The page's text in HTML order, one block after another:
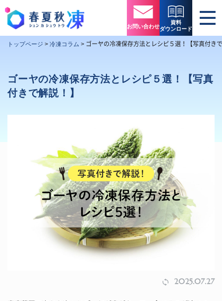
お問い合わせ
資料
ダウンロード
トップページ > 冷凍コラム > ゴーヤの冷凍保存方法とレシピ５選！【写真付き
ゴーヤの冷凍保存方法とレシピ５選！【写真
付きで解説！】
2025.07.27